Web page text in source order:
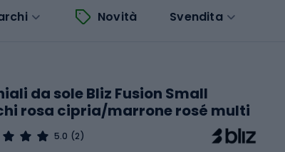
Novità Svendita
da sole Bliz Fusion Small
rosa cipria/marrone rosé multi
5.0 (2)